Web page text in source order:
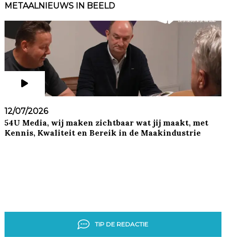
METAALNIEUWS IN BEELD
12/07/2026
54U Media, wij maken zichtbaar wat jij maakt, met
Kennis, Kwaliteit en Bereik in de Maakindustrie
TIP DE REDACTIE